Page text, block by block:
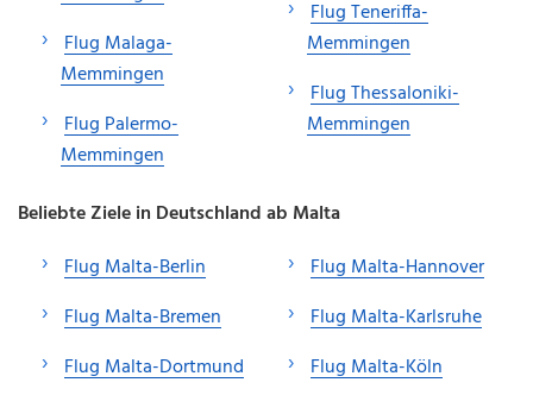
Flug Malaga-
Memmingen
Flug Palermo-
Memmingen
Flug Teneriffa-
Memmingen
Flug Thessaloniki-
Memmingen
Beliebte Ziele in Deutschland ab Malta
Flug Malta-Berlin
Flug Malta-Bremen
Flug Malta-Dortmund
Flug Malta-Hannover
Flug Malta-Karlsruhe
Flug Malta-Köln